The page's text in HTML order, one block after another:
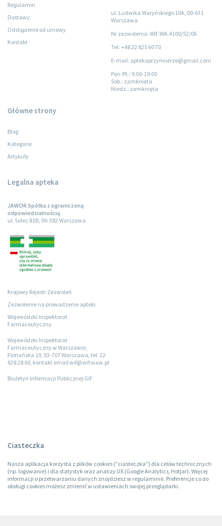
Regulamin
Dostawy
Odstąpienie od umowy
Kontakt
ul. Ludwika Waryńskiego 10A, 00-631
Warszawa
Nr zezwolenia: WIF.WA.4100/52/06
Tel: +48 22 825 60 70
E-mail: aptekaprzyrivierze@gmail.com
Pon-Pt.: 9:00-19:00
Sob.: zamknięta
Niedz.: zamknięta
Główne strony
Blog
Kategorie
Artykuły
Legalna apteka
JAWOR Spółka z ograniczoną
odpowiedzialnością
ul. Solec 81B, 00-382 Warszawa
Krajowy Rejestr Zezwoleń
Zezwolenie na prowadzenie apteki
Wojewódzki Inspektorat
Farmaceutyczny
Wojewódzki Inspektorat
Farmaceutyczny w Warszawie,
Floriańska 10, 03-707 Warszawa, tel. 22
628 28 60, kontakt email wif@wif.waw.pl
Biuletyn Informacji Publicznej GIF
Ciasteczka
Nasza aplikacja korzysta z plików cookies ("ciasteczka") dla celów technicznych
(np. logowanie) i dla statystyk oraz analizy UX (Google Analytics, Hotjar). Więcej
informacji o przetwarzaniu danych znajdziesz w regulaminie. Preferencje co do
obsługi cookies możesz zmienić w ustawieniach swojej przeglądarki.